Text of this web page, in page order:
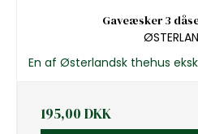
Gaveæsker 3
En af Østerlandsk thehus
195,00 DKK